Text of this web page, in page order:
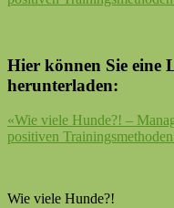
Hier können Sie eine
herunterladen:
«Wie viele Hunde?! –
positiven
Wie viele Hunde?!